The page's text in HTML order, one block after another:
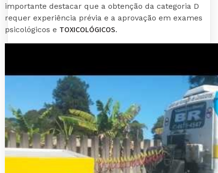
importante destacar que a obtenção da categoria D
requer experiência prévia e a aprovação em exames
psicológicos e TOXICOLÓGICOS.